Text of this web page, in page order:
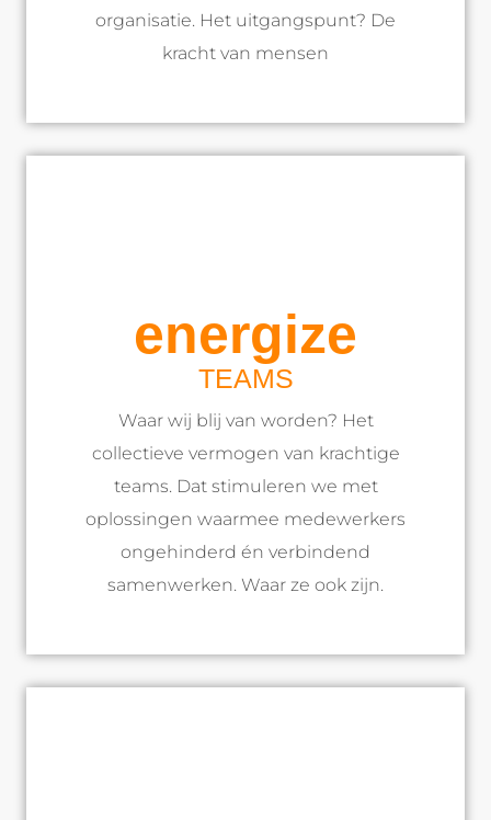
organisatie. Het uitgangspunt? De
kracht van mensen
energize
TEAMS
Waar wij blij van worden? Het
collectieve vermogen van krachtige
teams. Dat stimuleren we met
oplossingen waarmee medewerkers
ongehinderd én verbindend
samenwerken. Waar ze ook zijn.